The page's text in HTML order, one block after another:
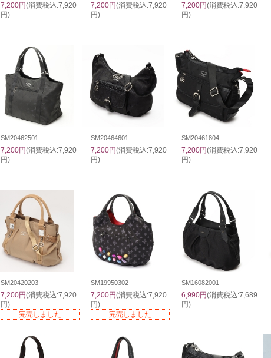
7,200円(消費税込:7,920
円)
7,200円(消費税込:7,920
円)
7,200円(消費税込:7,920
円)
SM20462501
7,200円(消費税込:7,920
円)
SM20464601
7,200円(消費税込:7,920
円)
SM20461804
7,200円(消費税込:7,920
円)
SM20420203
7,200円(消費税込:7,920
円)
完売しました
SM19950302
7,200円(消費税込:7,920
円)
完売しました
SM16082001
6,990円(消費税込:7,689
円)